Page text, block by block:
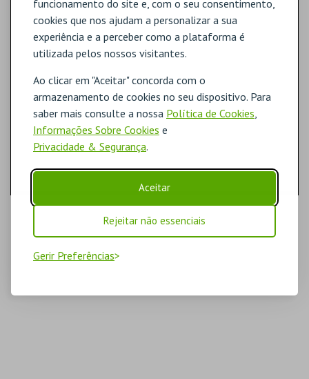
funcionamento do site e, com o seu consentimento,
cookies que nos ajudam a personalizar a sua
experiência e a perceber como a plataforma é
utilizada pelos nossos visitantes.
Ao clicar em "Aceitar" concorda com o
armazenamento de cookies no seu dispositivo. Para
saber mais consulte a nossa Política de Cookies
Informações Sobre Cookies e
Privacidade & Segurança.
Aceitar
Rejeitar não essenciais
Gerir Preferências